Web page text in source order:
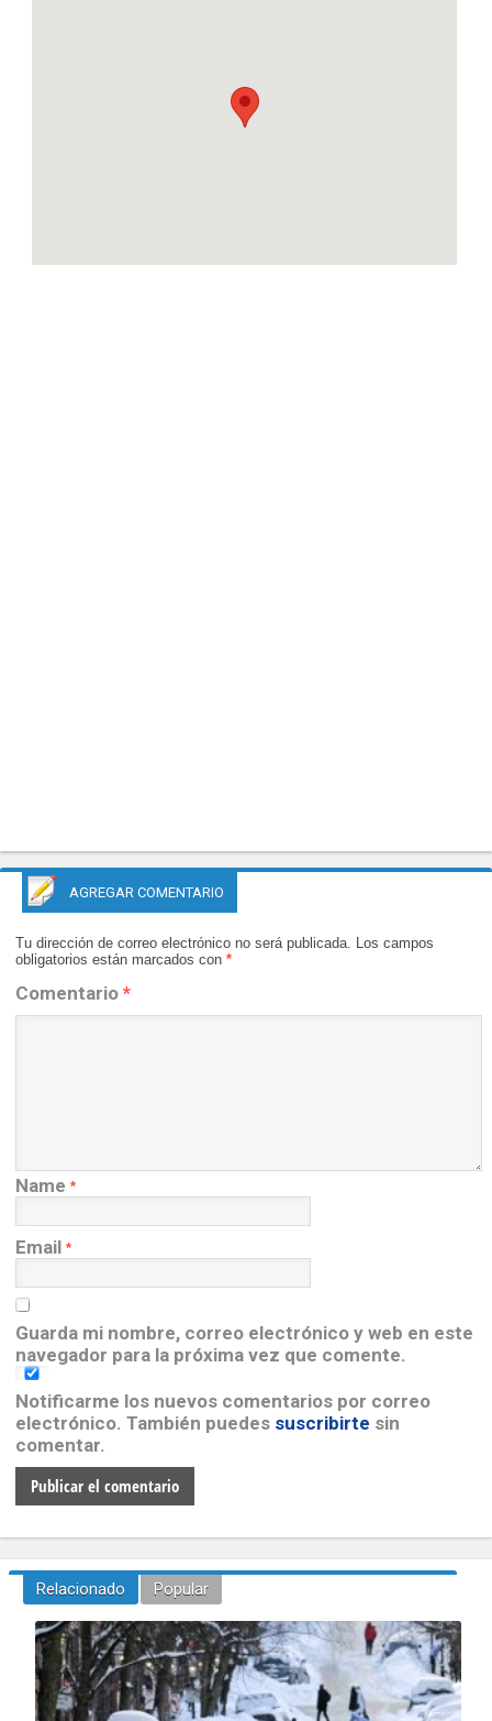
AGREGAR COMENTARIO
Tu dirección de correo electrónico no será publicada.
Los campos
obligatorios están marcados con *
Comentario *
Name *
Email *
Guarda mi nombre, correo electrónico y web en este
navegador para la próxima vez que comente.
Notificarme los nuevos comentarios por correo
electrónico. También puedes suscribirte sin
comentar.
Relacionado Popular